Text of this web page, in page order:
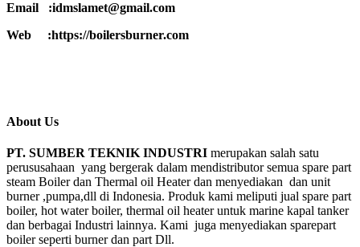
Email :idmslamet@gmail.com
Web :https://boilersburner.com
About Us
PT. SUMBER TEKNIK INDUSTRI merupakan salah satu
perususahaan yang bergerak dalam mendistributor semua spare part
steam Boiler dan Thermal oil Heater dan menyediakan dan unit
burner ,pumpa,dll di Indonesia. Produk kami meliputi jual spare part
boiler, hot water boiler, thermal oil heater untuk marine kapal tanker
dan berbagai Industri lainnya. Kami juga menyediakan sparepart
boiler seperti burner dan part Dll.